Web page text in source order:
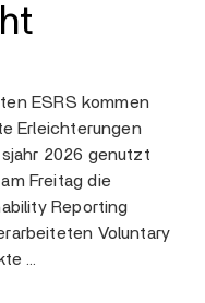
ESRS kommen
Erleichterungen
2026 genutzt
Freitag die
Reporting
Voluntary
…